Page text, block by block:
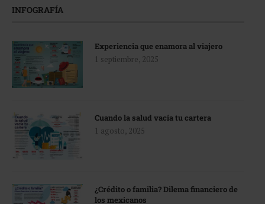
INFOGRAFÍA
Experiencia que enamora al viajero
1 septiembre, 2025
Cuando la salud vacía tu cartera
1 agosto, 2025
¿Crédito o familia? Dilema financiero de
los mexicanos